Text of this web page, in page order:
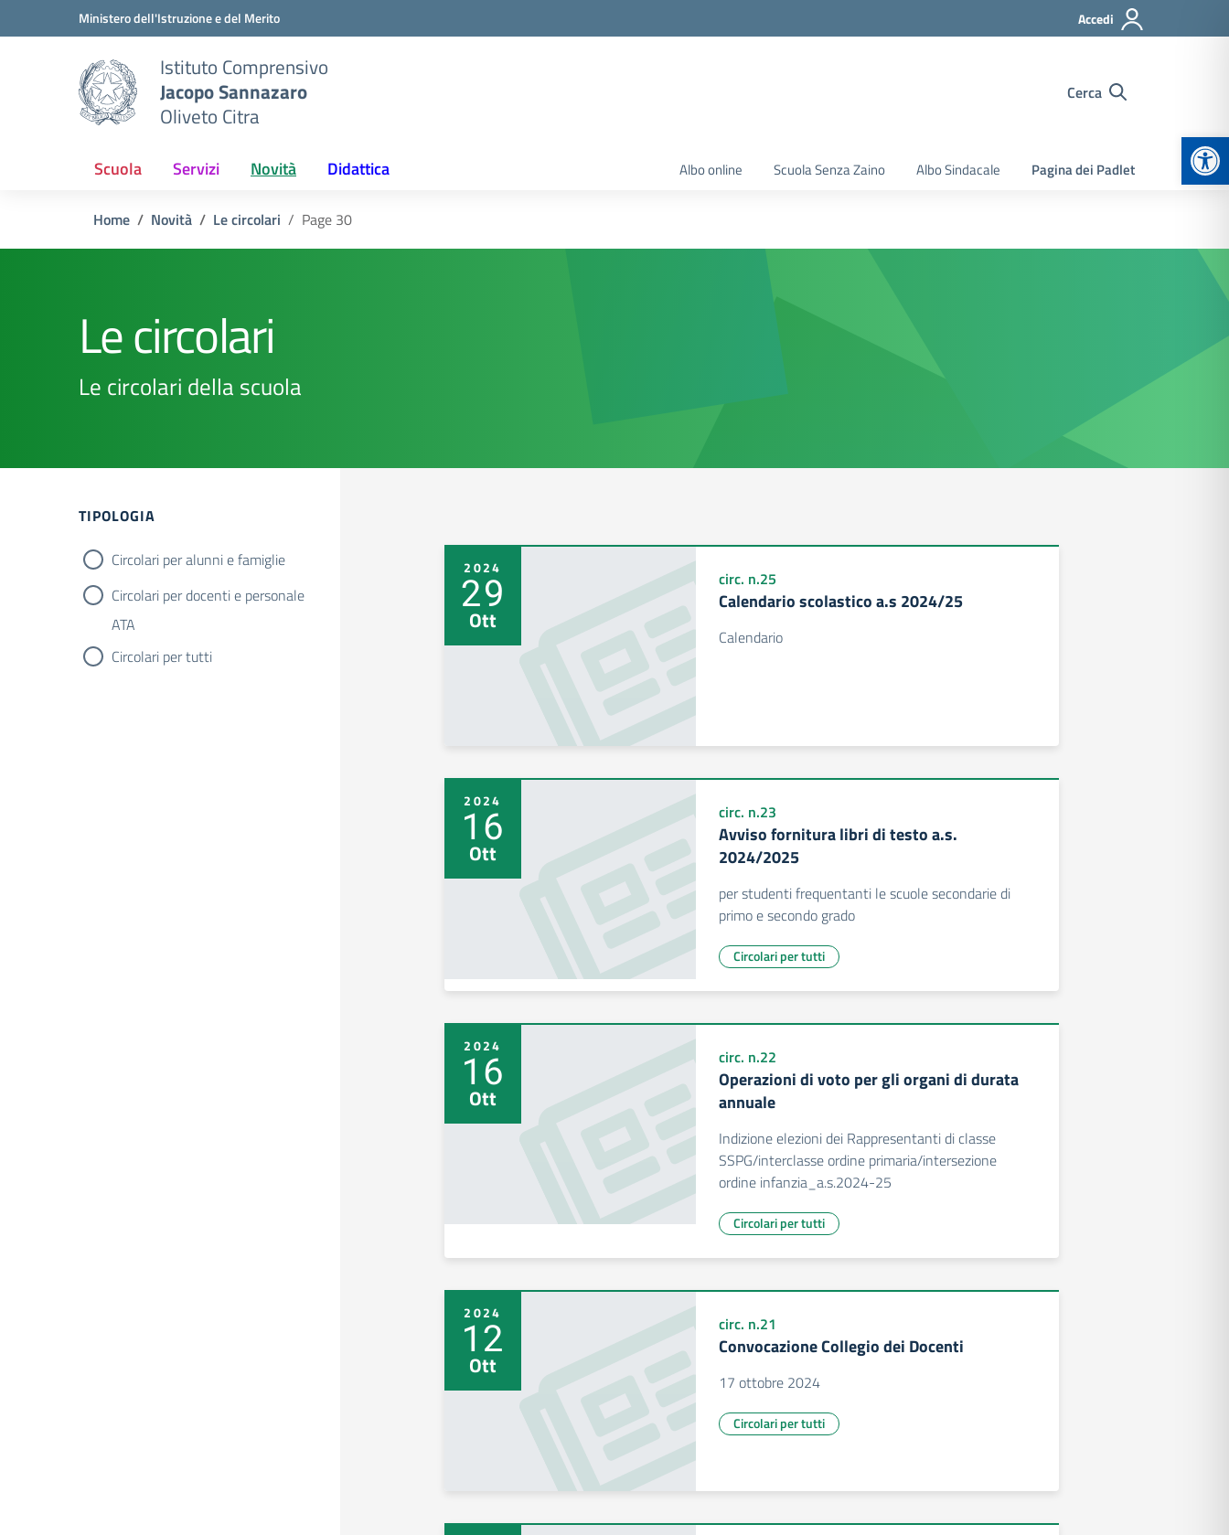
Vai ai contenuti
Vai al menu di navigazioneMinistero dell'Istruzione e del Merito Accedi
Istituto Comprensivo
Jacopo Sannazaro
Oliveto Citra
Cerca
Scuola Servizi Novità Didattica Albo online Scuola Senza Zaino Albo Sindacale Pagina dei Padlet
Home Novità Le circolari Page 30
Le circolari
Le circolari della scuola
Filtri
TIPOLOGIA
Circolari per alunni e famiglie
Circolari per docenti e personale
ATA
Circolari per tutti
2024
29
Ott
circ. n.25
Calendario scolastico a.s 2024/25
Calendario
2024
16
Ott
circ. n.23
Avviso fornitura libri di testo a.s.
2024/2025
per studenti frequentanti le scuole secondarie di
primo e secondo grado
Circolari per tutti
2024
16
Ott
circ. n.22
Operazioni di voto per gli organi di durata
annuale
Indizione elezioni dei Rappresentanti di classe
SSPG/interclasse ordine primaria/intersezione
ordine infanzia_a.s.2024-25
Circolari per tutti
2024
12
Ott
circ. n.21
Convocazione Collegio dei Docenti
17 ottobre 2024
Circolari per tutti